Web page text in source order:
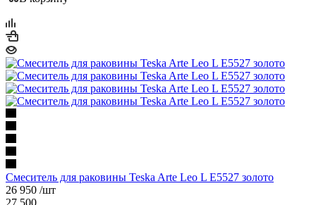
Смеситель для раковины Teska Arte Leo L E5527 золото
26 950 /шт
27 500